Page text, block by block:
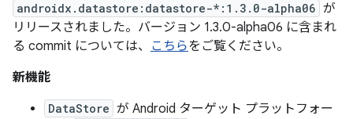
androidx.datastore:datastore-*:1.3.0-alpha06 が
リリースされました。バージョン 1.3.0-alpha06 に含まれ
る commit については、 こちらをご覧ください。
新機能
DataStore が Android ターゲット プラットフォー